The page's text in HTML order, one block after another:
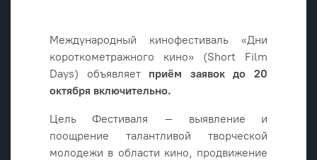
Международный кинофестиваль «Дни
короткометражного кино» (Short Film
Days) объявляет приём заявок до 20
октября включительно.
Цель Фестиваля – выявление и
поощрение талантливой творческой
молодежи в области кино, продвижение